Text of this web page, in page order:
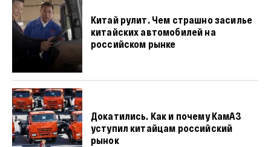
Китай рулит. Чем страшно засилье
китайских автомобилей на
российском рынке
Докатились. Как и почему КамАЗ
уступил китайцам российский
рынок